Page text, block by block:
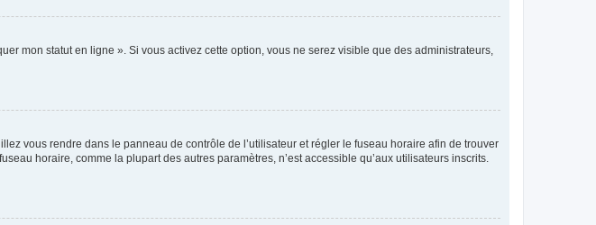
mon statut en ligne ». Si vous activez cette option, vous ne serez visible que des administrateurs,
vous rendre dans le panneau de contrôle de l’utilisateur et régler le fuseau horaire afin de trouver
horaire, comme la plupart des autres paramètres, n’est accessible qu’aux utilisateurs inscrits.